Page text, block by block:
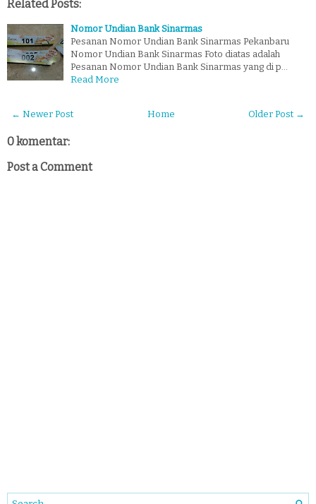
Related Posts:
Nomor Undian Bank Sinarmas
Pesanan Nomor Undian Bank Sinarmas Pekanbaru
Nomor Undian Bank Sinarmas Foto diatas adalah
Pesanan Nomor Undian Bank Sinarmas yang di p…
Read More
← Newer Post Older Post →
Home
0 komentar:
Post a Comment